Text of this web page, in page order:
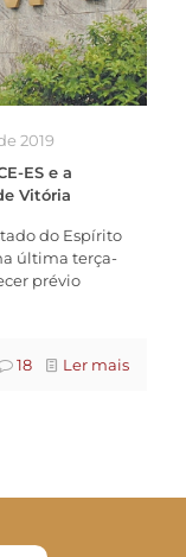
2019
ES e a
Vitória
do Espírito
última terça-
prévio
18 Ler mais